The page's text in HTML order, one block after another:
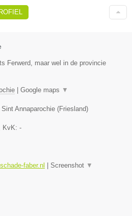
Ferwerd, maar wel in de provincie
| Google maps ▼
Sint Annaparochie (Friesland)
, KvK: -
faber.nl | Screenshot ▼